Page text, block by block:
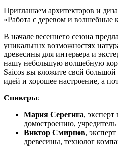
Приглашаем архитекторов и
«Работа с деревом и волшебные
В начале весеннего сезона
уникальных возможностях
древесины для интерьера и
нашу небольшую волшебную
Saicos вы вложите свой большой
идей и хорошее настроение, а
Спикеры:
Мария Серегина, эксперт
домостроению,
Виктор Смирнов,
древесины, технолог